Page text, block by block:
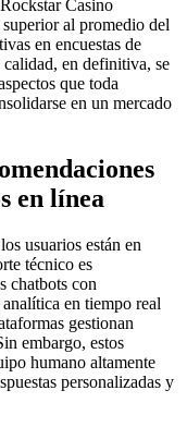
Casino
al promedio del
en encuestas de
en definitiva, se
que toda
en un mercado
en línea
usuarios están en
técnico es
chatbots con
en tiempo real
gestionan
embargo, estos
humano altamente
personalizadas y